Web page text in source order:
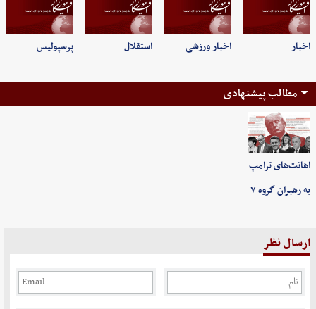
اخبار اخبار ورزشی استقلال پرسپولیس
مطالب پیشنهادی
اهانت‌های ترامپ
به رهبران گروه ۷
ارسال نظر